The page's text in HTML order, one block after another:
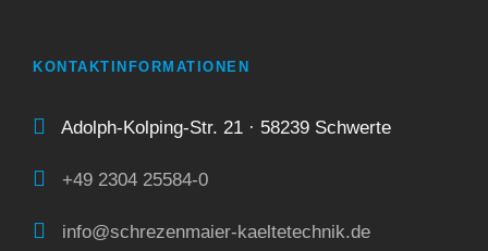
KONTAKTINFORMATIONEN
Adolph-Kolping-Str. 21 · 58239 Schwerte
+49 2304 25584-0
info@schrezenmaier-kaeltetechnik.de